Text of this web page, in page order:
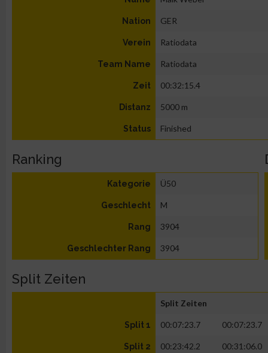
Nation GER
Verein Ratiodata
Team Name Ratiodata
Zeit 00:32:15.4
Distanz 5000 m
Status Finished
Ranking
Kategorie Ü50
Geschlecht M
Rang 3904
Geschlechter Rang 3904
Split Zeiten
Split Zeiten
Split 1 00:07:23.7 00:07:23.7
Split 2 00:23:42.2 00:31:06.0